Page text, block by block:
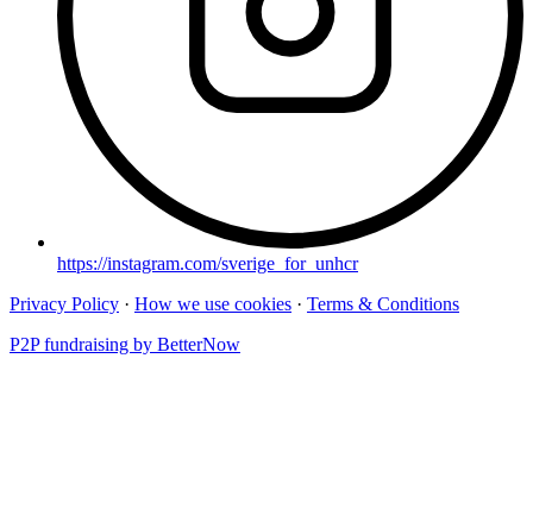
https://instagram.com/sverige_for_unhcr
Privacy Policy · How we use cookies · Terms & Conditions
P2P fundraising by BetterNow